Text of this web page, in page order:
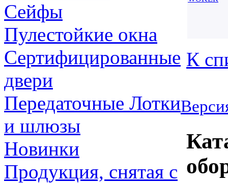
Сейфы
Пулестойкие окна
Сертифицированные
двери
Передаточные Лотки
и шлюзы
Новинки
Продукция, снятая с
К